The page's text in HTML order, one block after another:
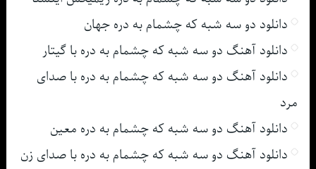
دانلود دو سه شبه که چشمام به دره جهان
دانلود آهنگ دو سه شبه که چشمام به دره با گیتار
دانلود آهنگ دو سه شبه که چشمام به دره با صدای
مرد
دانلود آهنگ دو سه شبه که چشمام به دره معین
دانلود آهنگ دو سه شبه که چشمام به دره با صدای زن